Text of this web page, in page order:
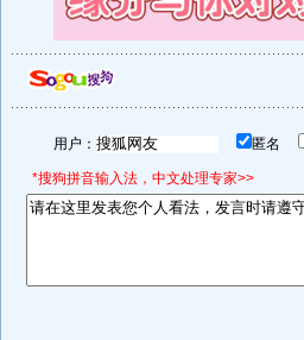
用户： 匿名
*搜狗拼音输入法，中文处理专家>>